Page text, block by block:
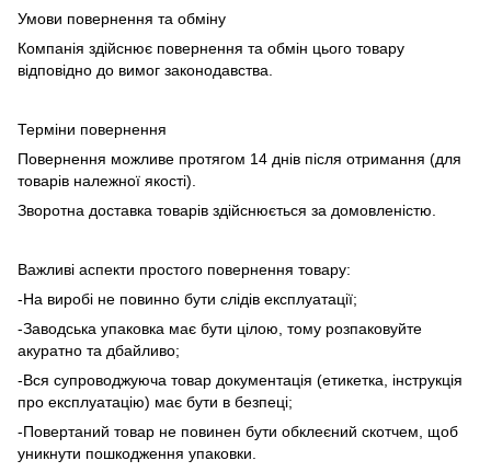
Умови повернення та обміну
Компанія здійснює повернення та обмін цього товару
відповідно до вимог законодавства.
Терміни повернення
Повернення можливе протягом 14 днів після отримання (для
товарів належної якості).
Зворотна доставка товарів здійснюється за домовленістю.
Важливі аспекти простого повернення товару:
-На виробі не повинно бути слідів експлуатації;
-Заводська упаковка має бути цілою, тому розпаковуйте
акуратно та дбайливо;
-Вся супроводжуюча товар документація (етикетка, інструкція
про експлуатацію) має бути в безпеці;
-Повертаний товар не повинен бути обклеєний скотчем, щоб
уникнути пошкодження упаковки.